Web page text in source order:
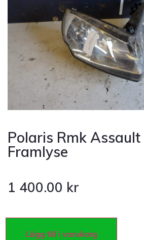
Polaris Rmk
Framlyse
1 400.00 kr
Lägg till i varukorg